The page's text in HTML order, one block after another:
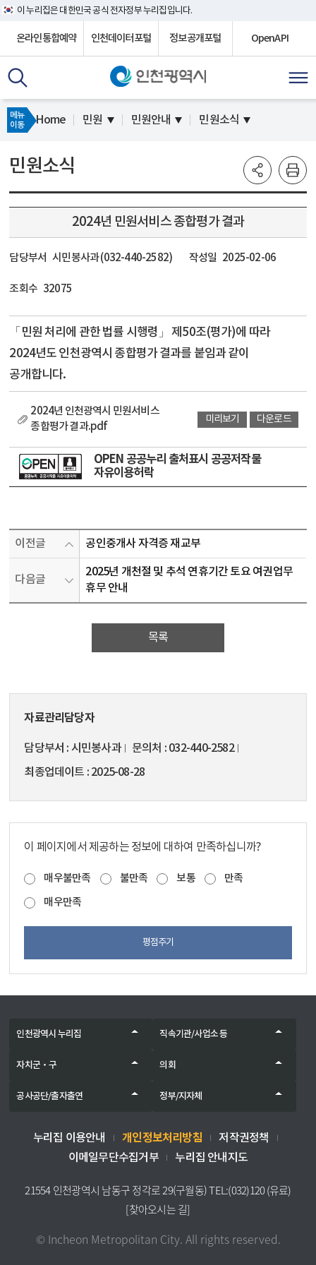
이 누리집은 대한민국 공식 전자정부 누리집입니다.
온라인통합예약 인천데이터포털 정보공개포털 OpenAPI
메뉴
이동
Home 민원 민원안내 민원소식
민원소식
2024년 민원서비스 종합평가 결과
담당부서 시민봉사과 (032-440-2582) 작성일 2025-02-06
조회수 32075
「민원 처리에 관한 법률 시행령」 제50조(평가)에 따라
2024년도 인천광역시 종합평가 결과를 붙임과 같이
공개합니다.
2024년 인천광역시 민원서비스
종합평가 결과.pdf
미리보기 다운로드
OPEN 공공누리 출처표시 공공저작물
자유이용허락
이전글 공인중개사 자격증 재교부
다음글
2025년 개천절 및 추석 연휴기간 토요 여권업무
휴무 안내
목록
자료관리담당자
담당부서 시민봉사과 문의처
032-440-2582
최종업데이트
2025-08-28
이 페이지에서 제공하는 정보에 대하여 만족하십니까?
매우불만족 불만족 보통
만족
매우만족
평점주기
인천광역시 누리집 직속기관/사업소 등
자치군‧구 의회
공사공단/출자출연 정부/지자체
누리집 이용안내 개인정보처리방침
저작권정책
이메일무단수집거부
누리집 안내지도
21554 인천광역시 남동구 정각로 29(구월동) TEL:(032)120 (유료)
[찾아오시는 길]
© Incheon Metropolitan City. All rights reserved.